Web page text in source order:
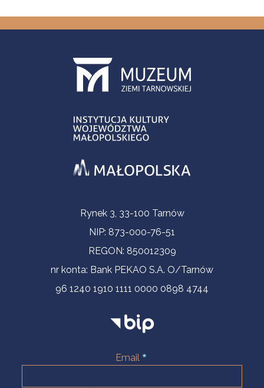
Informacje kontaktoweRynek 3, 33-100 Tarnów
NIP: 873-000-76-51
REGON: 850012309
nr konta: Bank PEKAO S.A. O/Tarnów
96 1240 1910 1111 0000 0898 4744
Email